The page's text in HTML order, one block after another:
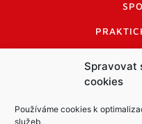
Spravovat
cookies
Používáme cookies k
služeb.
INFORMACE A
LOGO A